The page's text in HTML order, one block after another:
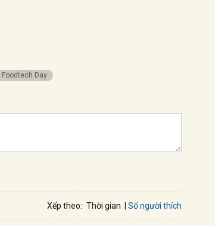
Foodtech Day
Xếp theo: Thời gian Số người thích